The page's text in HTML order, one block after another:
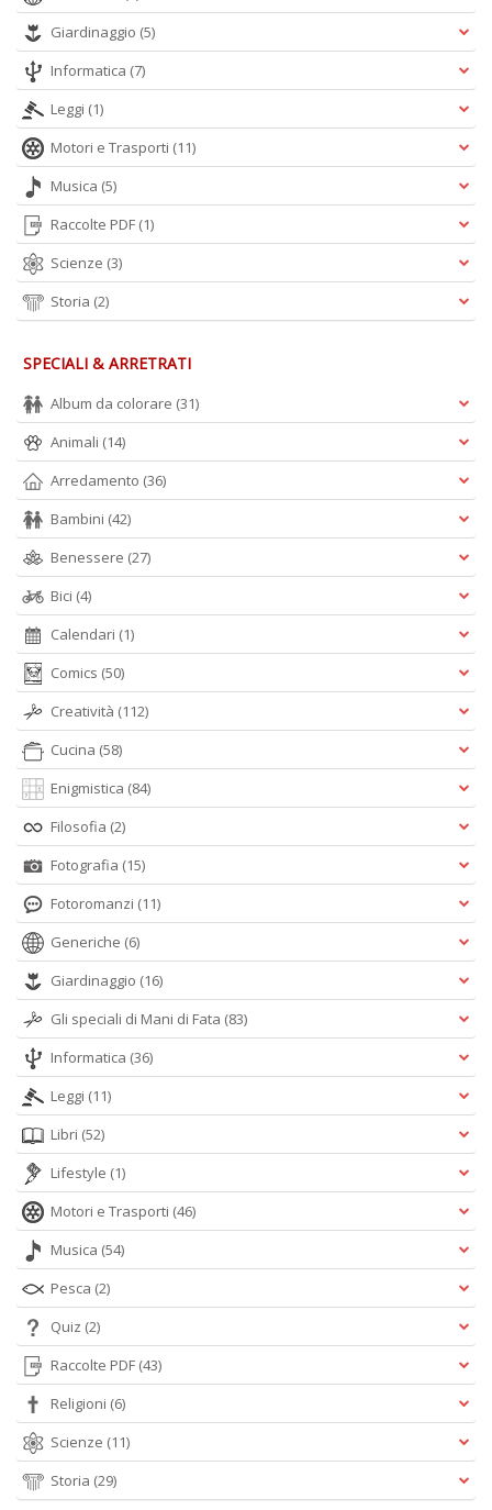
Giardinaggio (5)
Informatica (7)
Leggi (1)
Motori e Trasporti (11)
Musica (5)
Raccolte PDF (1)
Scienze (3)
Storia (2)
SPECIALI & ARRETRATI
Album da colorare (31)
Animali (14)
Arredamento (36)
Bambini (42)
Benessere (27)
Bici (4)
Calendari (1)
Comics (50)
Creatività (112)
Cucina (58)
Enigmistica (84)
Filosofia (2)
Fotografia (15)
Fotoromanzi (11)
Generiche (6)
Giardinaggio (16)
Gli speciali di Mani di Fata (83)
Informatica (36)
Leggi (11)
Libri (52)
Lifestyle (1)
Motori e Trasporti (46)
Musica (54)
Pesca (2)
Quiz (2)
Raccolte PDF (43)
Religioni (6)
Scienze (11)
Storia (29)